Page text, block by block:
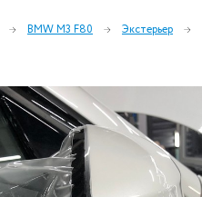
BMW M3 F80 Экстерьер